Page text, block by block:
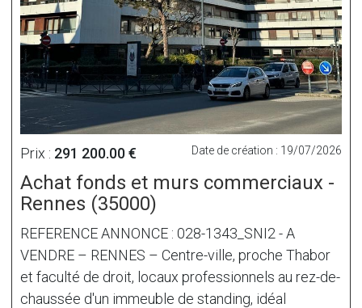
Prix : 291 200.00 € Date de création : 19/07/2026
Achat fonds et murs commerciaux -
Rennes (35000)
REFERENCE ANNONCE : 028-1343_SNI2 - A
VENDRE – RENNES – Centre-ville, proche Thabor
et faculté de droit, locaux professionnels au rez-de-
chaussée d'un immeuble de standing, idéal